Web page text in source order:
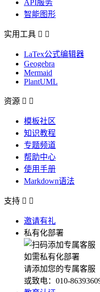
API服务
智能图形
实用工具  
LaTex公式编辑器
Geogebra
Mermaid
PlantUML
资源  
模板社区
知识教程
专题频道
帮助中心
使用手册
Markdown语法
支持  
邀请有礼
私有化部署
如需私有化部署
请添加您的专属客服
或致电：010-